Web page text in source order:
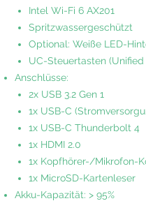
Intel Wi-Fi 6 AX201
Spritzwassergeschützt
Optional: Weiße LED-
UC-Steuertasten (Unified
Anschlüsse:
2x USB 3.2 Gen 1
1x USB-C
1x USB-C Thunderbolt 4
1x HDMI 2.0
1x Kopfhörer-/Mikrofon-
1x MicroSD-Kartenleser
Akku-Kapazität: > 95%